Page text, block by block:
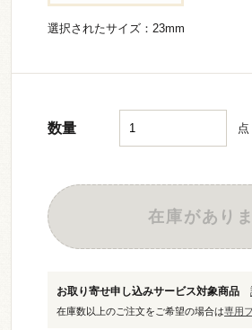
選択されたサイズ：23mm
数量 点
在庫があり
お取り寄せ申し込みサービス対象商品
在庫数以上のご注文をご希望の場合は専用